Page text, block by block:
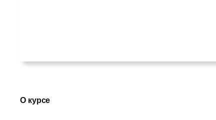
О курсе